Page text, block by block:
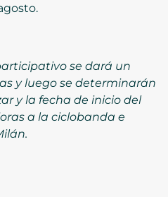
se dará un
y luego se determinarán
y la fecha de inicio del
a la ciclobanda e